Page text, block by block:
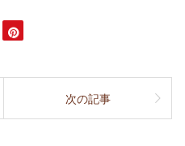
次の記事